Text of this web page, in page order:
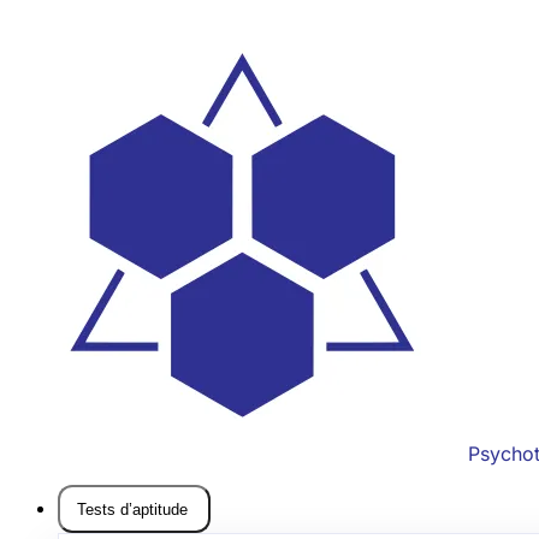
Tests d’aptitude